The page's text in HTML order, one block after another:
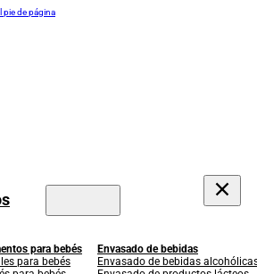
pie de página
para bebés
para bebés
Envasado de bebidas
Envasado de bebidas